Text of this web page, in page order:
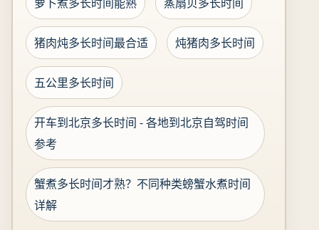
猪肉炖多长时间最合适 炖猪肉多长时间
五公里多长时间
开车到北京多长时间 - 各地到北京自驾时间
参考
蟹煮多长时间才熟？不同种类螃蟹水煮时间
详解